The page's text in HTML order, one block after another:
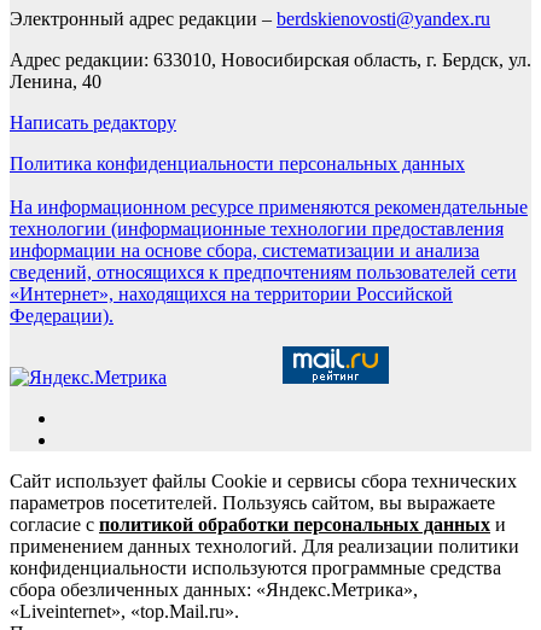
Электронный адрес редакции – berdskienovosti@yandex.ru
Адрес редакции: 633010, Новосибирская область, г. Бердск, ул.
Ленина, 40
Написать редактору
Политика конфиденциальности персональных данных
На информационном ресурсе применяются рекомендательные
технологии (информационные технологии предоставления
информации на основе сбора, систематизации и анализа
сведений, относящихся к предпочтениям пользователей сети
«Интернет», находящихся на территории Российской
Федерации).
Сайт использует файлы Cookie и сервисы сбора технических
параметров посетителей. Пользуясь сайтом, вы выражаете
согласие с политикой обработки персональных данных и
применением данных технологий. Для реализации политики
конфиденциальности используются программные средства
сбора обезличенных данных: «Яндекс.Метрика»,
«Liveinternet», «top.Mail.ru».